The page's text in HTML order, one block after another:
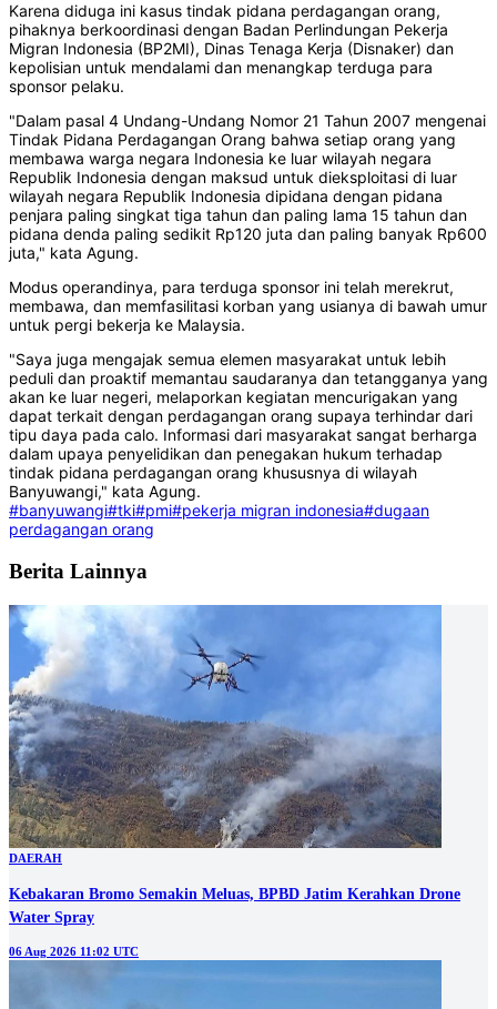
Karena diduga ini kasus tindak pidana perdagangan orang,
pihaknya berkoordinasi dengan Badan Perlindungan Pekerja
Migran Indonesia (BP2MI), Dinas Tenaga Kerja (Disnaker) dan
kepolisian untuk mendalami dan menangkap terduga para
sponsor pelaku.
"Dalam pasal 4 Undang-Undang Nomor 21 Tahun 2007 mengenai
Tindak Pidana Perdagangan Orang bahwa setiap orang yang
membawa warga negara Indonesia ke luar wilayah negara
Republik Indonesia dengan maksud untuk dieksploitasi di luar
wilayah negara Republik Indonesia dipidana dengan pidana
penjara paling singkat tiga tahun dan paling lama 15 tahun dan
pidana denda paling sedikit Rp120 juta dan paling banyak Rp600
juta," kata Agung.
Modus operandinya, para terduga sponsor ini telah merekrut,
membawa, dan memfasilitasi korban yang usianya di bawah umur
untuk pergi bekerja ke Malaysia.
"Saya juga mengajak semua elemen masyarakat untuk lebih
peduli dan proaktif memantau saudaranya dan tetangganya yang
akan ke luar negeri, melaporkan kegiatan mencurigakan yang
dapat terkait dengan perdagangan orang supaya terhindar dari
tipu daya pada calo. Informasi dari masyarakat sangat berharga
dalam upaya penyelidikan dan penegakan hukum terhadap
tindak pidana perdagangan orang khususnya di wilayah
Banyuwangi," kata Agung.
#banyuwangi#tki#pmi#pekerja migran indonesia#dugaan
perdagangan orang
Berita Lainnya
DAERAH
Kebakaran Bromo Semakin Meluas, BPBD Jatim Kerahkan Drone
Water Spray
06 Aug 2026 11:02 UTC